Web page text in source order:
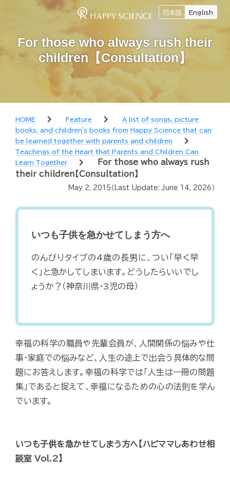
日本語 English
For those who always rush their
children【Consultation】
HOME chevron_right Feature chevron_right
A list of songs, picture
books, and children's books from Happy Science that can
be learned together with parents and children
chevron_right
Teachings of the Heart that Parents and Children Can
Learn Together
chevron_right
For those who always rush
their children【Consultation】
May 2, 2015 （Last Update:June 14, 2026 ）
いつも子供を急かせてしまう方へ
のんびりタイプの4歳の長男に、つい「早く早
く」と急かしてしまいます。どうしたらいいでし
ょうか？（神奈川県・3児の母）
幸福の科学の職員や先輩会員が、人間関係の悩みや仕
事・家庭での悩みなど、人生の途上で出会う具体的な問
題にお答えします。幸福の科学では「人生は一冊の問題
集」であると捉えて、幸福になるための心の法則を学ん
でいます。
いつも子供を急かせてしまう方へ【ハピママしあわせ相
談室 Vol.2】